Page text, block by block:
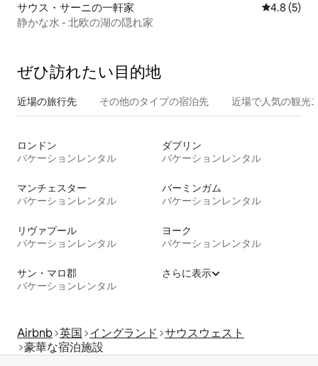
サウス・サーニの一軒家 レビュー5
4.8 (5)
静かな水 - 北欧の湖の隠れ家
ぜひ訪⁠れ⁠た⁠い目⁠的⁠地
近場の旅行先 その他のタ⁠イ⁠プ⁠の宿⁠泊⁠先 近場で人気の観光
ロンドン
バケーションレンタル
ダブリン
バケーションレンタル
マンチェスター
バケーションレンタル
バーミンガム
バケーションレンタル
リヴァプール
バケーションレンタル
ヨーク
バケーションレンタル
サン・マロ郡
バケーションレンタル
さらに表示
Airbnb 英国 イングランド サウスウェスト
豪華な宿泊施設